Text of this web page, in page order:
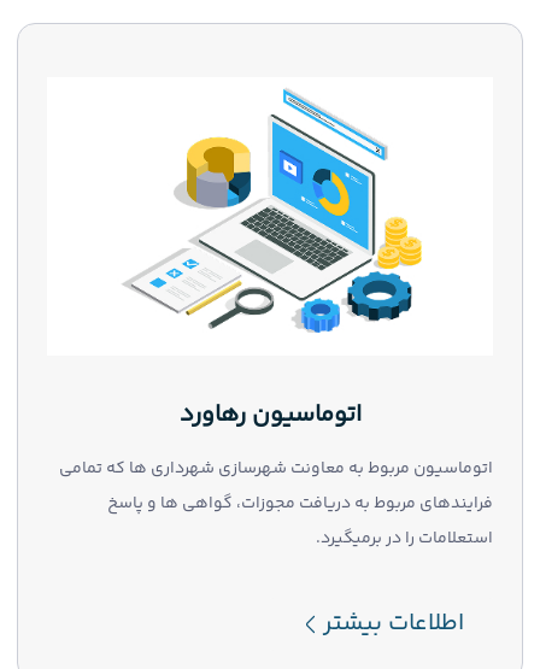
اتوماسیون رهاورد
اتوماسیون مربوط به معاونت شهرسازی شهرداری ها که تمامی
فرایندهای مربوط به دریافت مجوزات، گواهی ها و پاسخ
استعلامات را در برمیگیرد.
اطلاعات بیشتر